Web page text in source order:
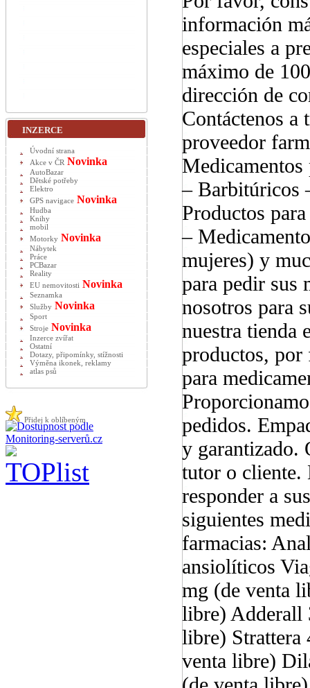
información
especiales a
máximo de
dirección de
Contáctenos a
proveedor
– Barbitúricos
Productos
–
mujeres) y
para pedir sus
nosotros para
nuestra tienda
productos, por
para
pedidos.
y garantizado.
tutor o cliente.
responder a
siguientes
farmacias:
ansiolíticos
mg (de venta
libre) Adderall
libre) Strattera
venta libre)
INZERCE
Úvodní strana
Akce v ČR Novinka
AutoBazar
Dětské potřeby
Elektro
GPS navigace Novinka
Hudba
Knihy
mobil
Motorky Novinka
Nábytek
Práce
PCBazar
Reality
EU nemovitosti Novinka
Seznamka
Služby Novinka
Sport
Stroje Novinka
Inzerce zvířat
Ostatní
Dotazy, připomínky, stížnosti
Výměna ikonek, reklamy
atlas psů
Přidej k oblíbeným